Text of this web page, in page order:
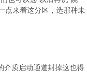
点来着这分区，选那种未
介质启动通道封掉这也得